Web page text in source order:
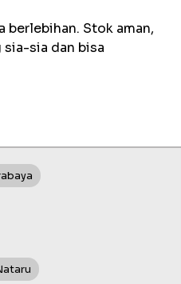
berlebihan. Stok aman,
sia dan bisa